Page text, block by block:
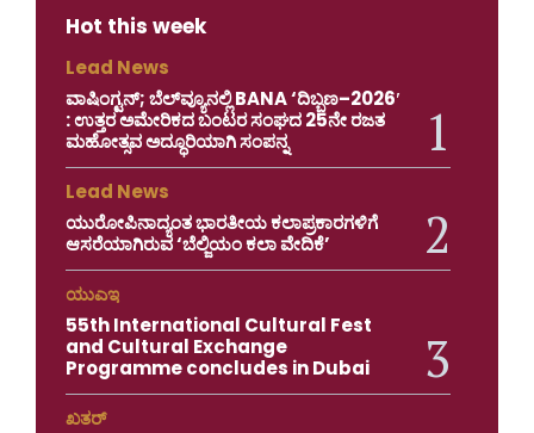
Hot this week
Lead News
ವಾಷಿಂಗ್ಟನ್; ಬೆಲ್‌ವ್ಯೂನಲ್ಲಿ BANA ‘ದಿಬ್ಬಣ–2026′
: ಉತ್ತರ ಅಮೇರಿಕದ ಬಂಟರ ಸಂಘದ 25ನೇ ರಜತ
ಮಹೋತ್ಸವ ಅದ್ಧೂರಿಯಾಗಿ ಸಂಪನ್ನ
Lead News
ಯುರೋಪಿನಾದ್ಯಂತ ಭಾರತೀಯ ಕಲಾಪ್ರಕಾರಗಳಿಗೆ
ಆಸರೆಯಾಗಿರುವ ‘ಬೆಲ್ಜಿಯಂ ಕಲಾ ವೇದಿಕೆ’
ಯುಎಇ
55th International Cultural Fest
and Cultural Exchange
Programme concludes in Dubai
ಖತರ್